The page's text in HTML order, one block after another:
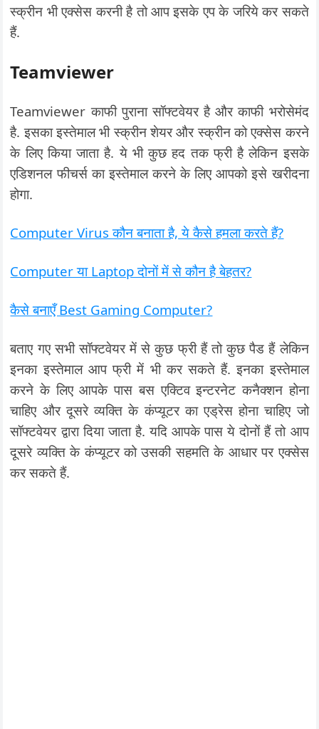
स्क्रीन भी एक्सेस करनी है तो आप इसके एप के जरिये कर सकते
हैं.
Teamviewer
Teamviewer काफी पुराना सॉफ्टवेयर है और काफी भरोसेमंद
है. इसका इस्तेमाल भी स्क्रीन शेयर और स्क्रीन को एक्सेस करने
के लिए किया जाता है. ये भी कुछ हद तक फ्री है लेकिन इसके
एडिशनल फीचर्स का इस्तेमाल करने के लिए आपको इसे खरीदना
होगा.
Computer Virus कौन बनाता है, ये कैसे हमला करते हैं?
Computer या Laptop दोनों में से कौन है बेहतर?
कैसे बनाएँ Best Gaming Computer?
बताए गए सभी सॉफ्टवेयर में से कुछ फ्री हैं तो कुछ पैड हैं लेकिन
इनका इस्तेमाल आप फ्री में भी कर सकते हैं. इनका इस्तेमाल
करने के लिए आपके पास बस एक्टिव इन्टरनेट कनैक्शन होना
चाहिए और दूसरे व्यक्ति के कंप्यूटर का एड्रेस होना चाहिए जो
सॉफ्टवेयर द्वारा दिया जाता है. यदि आपके पास ये दोनों हैं तो आप
दूसरे व्यक्ति के कंप्यूटर को उसकी सहमति के आधार पर एक्सेस
कर सकते हैं.